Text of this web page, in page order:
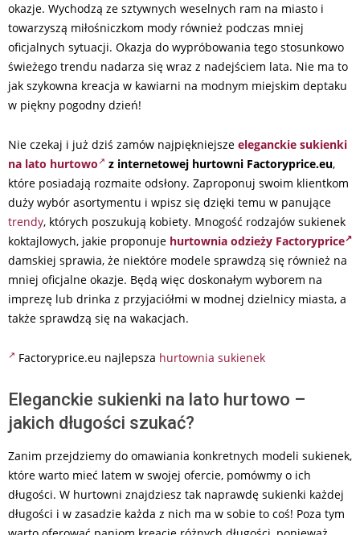
okazje. Wychodzą ze sztywnych weselnych ram na miasto i
towarzyszą miłośniczkom mody również podczas mniej
oficjalnych sytuacji. Okazja do wypróbowania tego stosunkowo
świeżego trendu nadarza się wraz z nadejściem lata. Nie ma to
jak szykowna kreacja w kawiarni na modnym miejskim deptaku
w piękny pogodny dzień!
Nie czekaj i już dziś zamów najpiękniejsze eleganckie sukienki
na lato hurtowo
z internetowej hurtowni Factoryprice.eu,
które posiadają rozmaite odsłony. Zaproponuj swoim klientkom
duży wybór asortymentu i wpisz się dzięki temu w panujące
trendy, których poszukują kobiety. Mnogość rodzajów sukienek
koktajlowych, jakie proponuje hurtownia odzieży Factoryprice
damskiej sprawia, że niektóre modele sprawdzą się również na
mniej oficjalne okazje. Będą więc doskonałym wyborem na
imprezę lub drinka z przyjaciółmi w modnej dzielnicy miasta, a
także sprawdzą się na wakacjach.
Factoryprice.eu najlepsza hurtownia sukienek
Eleganckie sukienki na lato hurtowo –
jakich długości szukać?
Zanim przejdziemy do omawiania konkretnych modeli sukienek,
które warto mieć latem w swojej ofercie, pomówmy o ich
długości. W hurtowni znajdziesz tak naprawdę sukienki każdej
długości i w zasadzie każda z nich ma w sobie to coś! Poza tym